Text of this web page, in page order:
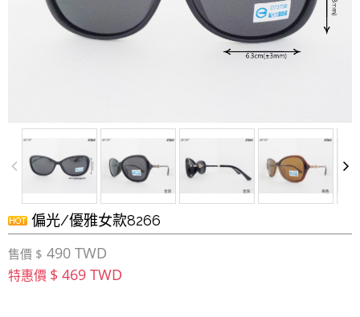
偏光/優雅女款8266
售價 $ 490 TWD
特惠價 $ 469 TWD